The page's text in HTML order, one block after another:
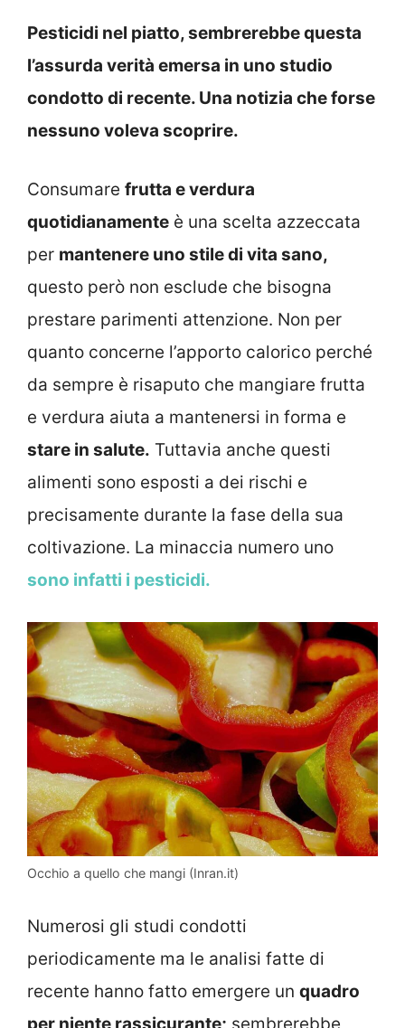
Pesticidi nel piatto, sembrerebbe questa
l’assurda verità emersa in uno studio
condotto di recente. Una notizia che forse
nessuno voleva scoprire.
Consumare frutta e verdura
quotidianamente è una scelta azzeccata
per mantenere uno stile di vita sano,
questo però non esclude che bisogna
prestare parimenti attenzione. Non per
quanto concerne l’apporto calorico perché
da sempre è risaputo che mangiare frutta
e verdura aiuta a mantenersi in forma e
stare in salute. Tuttavia anche questi
alimenti sono esposti a dei rischi e
precisamente durante la fase della sua
coltivazione. La minaccia numero uno
sono infatti i pesticidi.
Occhio a quello che mangi (Inran.it)
Numerosi gli studi condotti
periodicamente ma le analisi fatte di
recente hanno fatto emergere un quadro